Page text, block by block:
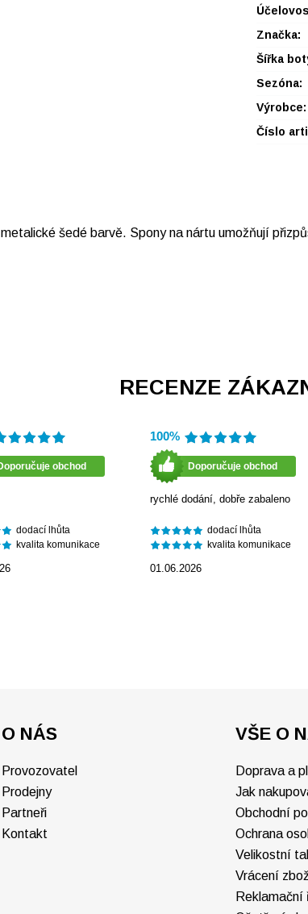
Značka:
Šířka
Sezóna:
Výrobce:
Číslo
šedé barvě. Spony na nártu umožňují
RECENZE
obchod
dodací lhůta
kvalita komunikace
100%
Doporučuje obchod
rychlé dodání, dobře zabaleno
dodací lhůta
kvalita komunikace
01.06.2026
O NÁS
Provozovatel
Prodejny
Partneři
Kontakt
VŠE O
Doprava a
Jak
Obchodní
Ochrana
Velikostní
Vrácení
Reklamační